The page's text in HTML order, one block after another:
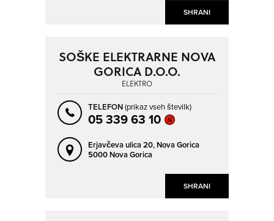
SHRANI
SHRANI
SOŠKE ELEKTRARNE NOVA
GORICA D.O.O.
ELEKTRO
TELEFON(prikaz vseh številk)
05 339 63 10
Erjavčeva ulica 20, Nova Gorica
5000 Nova Gorica